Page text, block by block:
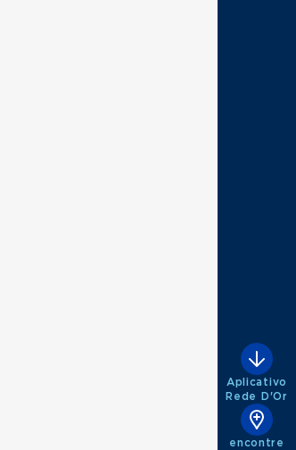
Aplicativo
Rede D'Or
encontre